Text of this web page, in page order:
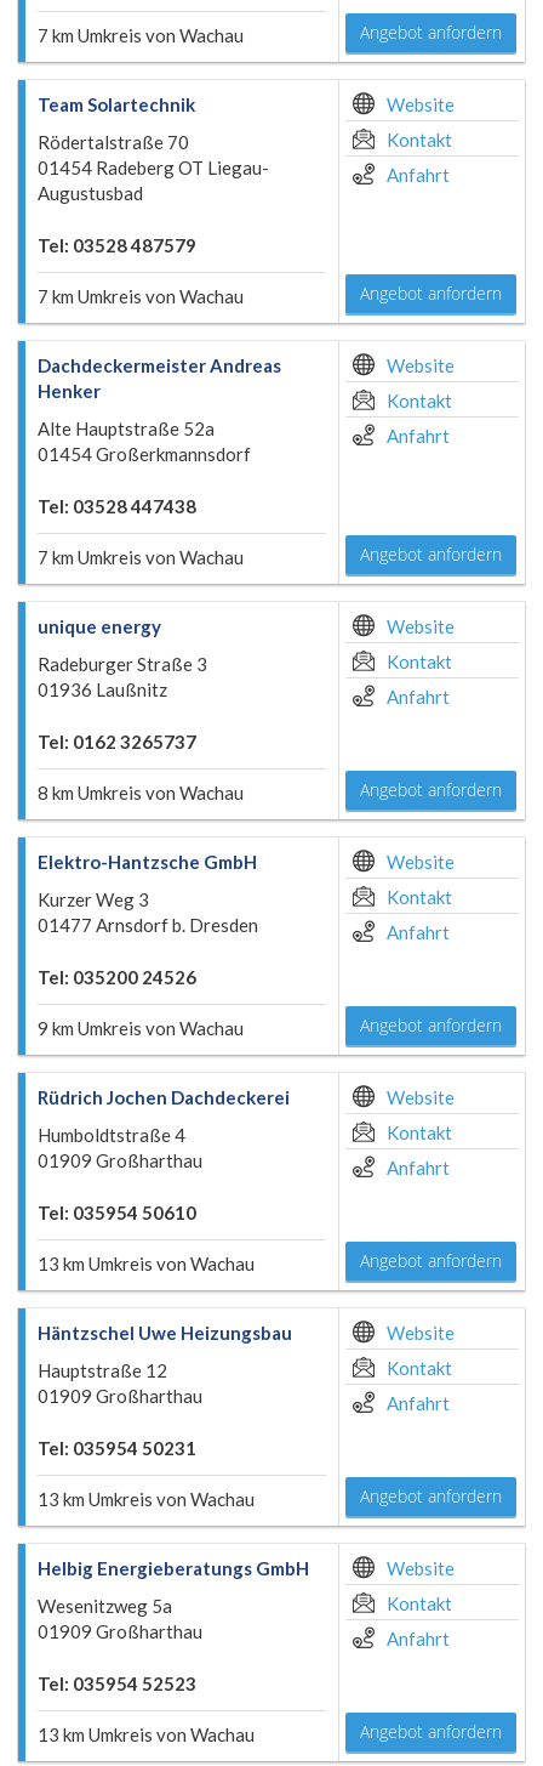
7 km Umkreis von Wachau Angebot anfordern
Team Solartechnik
Rödertalstraße 70
01454 Radeberg OT Liegau-
Augustusbad
Tel: 03528 487579
7 km Umkreis von Wachau
Website
Kontakt
Anfahrt
Angebot anfordern
Dachdeckermeister Andreas
Henker
Alte Hauptstraße 52a
01454 Großerkmannsdorf
Tel: 03528 447438
7 km Umkreis von Wachau
Website
Kontakt
Anfahrt
Angebot anfordern
unique energy
Radeburger Straße 3
01936 Laußnitz
Tel: 0162 3265737
8 km Umkreis von Wachau
Website
Kontakt
Anfahrt
Angebot anfordern
Elektro-Hantzsche GmbH
Kurzer Weg 3
01477 Arnsdorf b. Dresden
Tel: 035200 24526
9 km Umkreis von Wachau
Website
Kontakt
Anfahrt
Angebot anfordern
Rüdrich Jochen Dachdeckerei
Humboldtstraße 4
01909 Großharthau
Tel: 035954 50610
13 km Umkreis von Wachau
Website
Kontakt
Anfahrt
Angebot anfordern
Häntzschel Uwe Heizungsbau
Hauptstraße 12
01909 Großharthau
Tel: 035954 50231
13 km Umkreis von Wachau
Website
Kontakt
Anfahrt
Angebot anfordern
Helbig Energieberatungs GmbH
Wesenitzweg 5a
01909 Großharthau
Tel: 035954 52523
13 km Umkreis von Wachau
Website
Kontakt
Anfahrt
Angebot anfordern